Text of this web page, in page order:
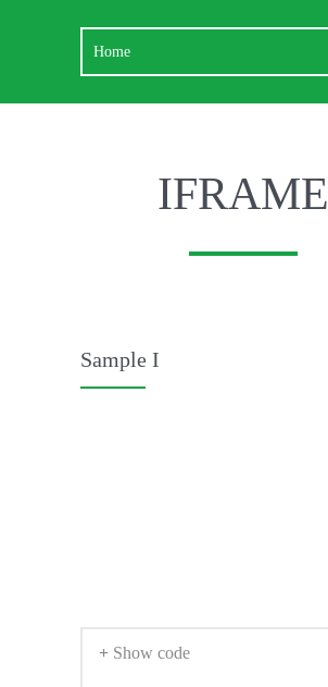
IFRAME
Sample I
+ Show code